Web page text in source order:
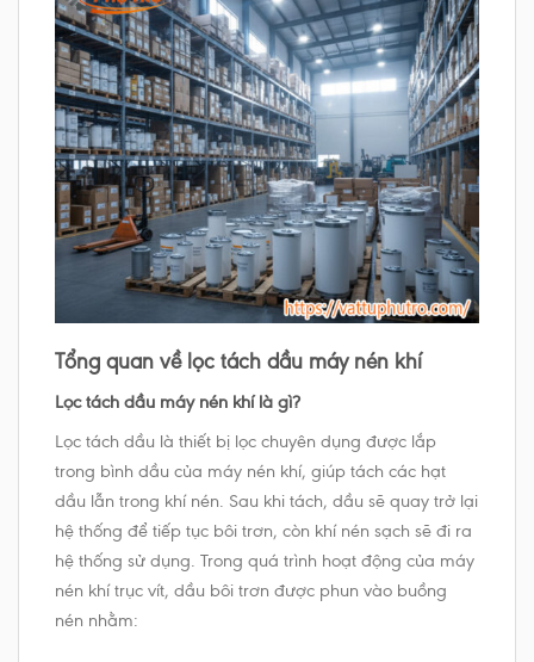
Tổng quan về lọc tách dầu máy nén khí
Lọc tách dầu máy nén khí là gì?
Lọc tách dầu là thiết bị lọc chuyên dụng được lắp
trong bình dầu của máy nén khí, giúp tách các hạt
dầu lẫn trong khí nén. Sau khi tách, dầu sẽ quay trở lại
hệ thống để tiếp tục bôi trơn, còn khí nén sạch sẽ đi ra
hệ thống sử dụng. Trong quá trình hoạt động của máy
nén khí trục vít, dầu bôi trơn được phun vào buồng
nén nhằm: